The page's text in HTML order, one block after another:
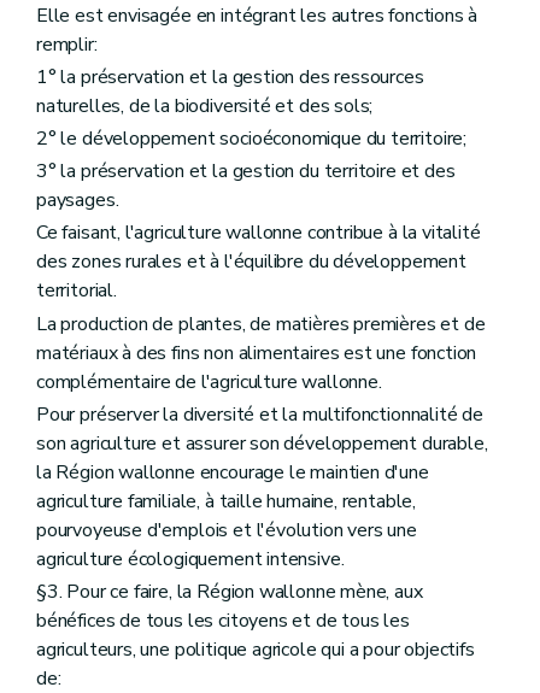
Art. D39
Section 2 Les traitements de données à caractère personnel pour les systèmes de qualité européens et pour la qualité différenciée
Art. D41
Art. D42
Section 3 Les traitements de données à caractère personnel relatives à l'aménagement foncier et à la politique foncière
Art. D43
Art. D44
Art. D46
Art. D47
Art. D48
Art. D50
Section 4
Les traitements de données à caractère personnel de l'observatoire foncier
Art. D51
Art. D52
Art. D53
Art. D54
Art. D55
Art. D56
Art. D57
Art. D58
Section 5
Les traitements de données à caractère personnel de l'Agence wallonne pour la Promotion d'une Agriculture de qualité
Art. D59
Art. D60
Section 6 Les documents et les demandes introduites par voie électronique
Art. D61
Art. D62
Elle est envisagée en intégrant les autres fonctions à
remplir:
1° la préservation et la gestion des ressources
naturelles, de la biodiversité et des sols;
2° le développement socioéconomique du territoire;
3° la préservation et la gestion du territoire et des
paysages.
Ce faisant, l'agriculture wallonne contribue à la vitalité
des zones rurales et à l'équilibre du développement
territorial.
La production de plantes, de matières premières et de
matériaux à des fins non alimentaires est une fonction
complémentaire de l'agriculture wallonne.
Pour préserver la diversité et la multifonctionnalité de
son agriculture et assurer son développement durable,
la Région wallonne encourage le maintien d'une
agriculture familiale, à taille humaine, rentable,
pourvoyeuse d'emplois et l'évolution vers une
agriculture écologiquement intensive.
§3. Pour ce faire, la Région wallonne mène, aux
bénéfices de tous les citoyens et de tous les
agriculteurs, une politique agricole qui a pour objectifs
de: